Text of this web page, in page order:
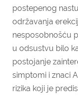
postepenog
održavanja
nesposobnošću
u odsustvu bilo
postojanje
simptomi i znaci
rizika koji je